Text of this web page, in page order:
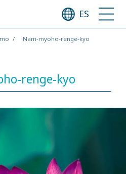
ES
Nam-myoho-renge-kyo
renge-kyo